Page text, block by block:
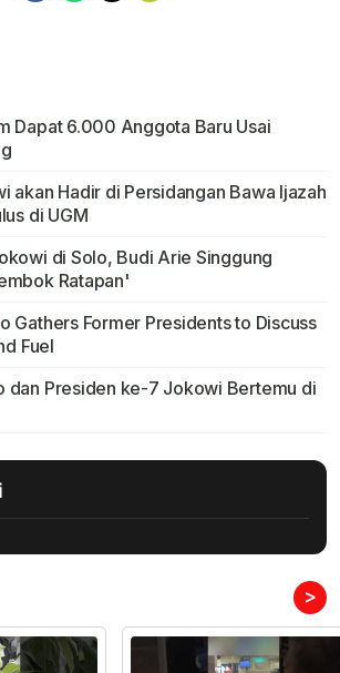
Dapat 6.000 Anggota Baru Usai
akan Hadir di Persidangan Bawa Ijazah
di UGM
di Solo, Budi Arie Singgung
Ratapan'
Gathers Former Presidents to Discuss
Fuel
dan Presiden ke-7 Jokowi Bertemu di
>